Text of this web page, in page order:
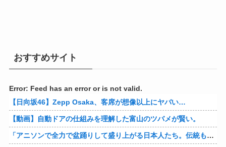
おすすめサイト
Error: Feed has an error or is not valid.
【日向坂46】Zepp Osaka、客席が想像以上にヤバい…
【動画】自動ドアの仕組みを理解した富山のツバメが賢い。
「アニソンで全力で盆踊りして盛り上がる日本人たち。伝統もオタクもこの熱量、素晴らしい」→女さんブチギレ「これを見て『日本の品格が落ちた』と思いま…